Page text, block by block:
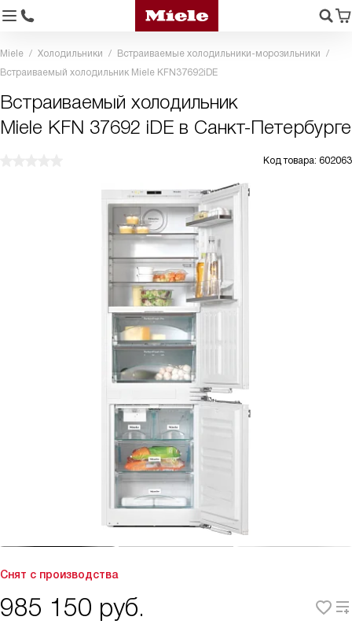
Miele Холодильники
Встраиваемые холодильники-морозильники
Встраиваемый холодильник Miele KFN37692iDE
Встраиваемый холодильник
Miele KFN 37692 iDE в Санкт-Петербурге
Код товара: 602063
Снят с производства
985 150 руб.